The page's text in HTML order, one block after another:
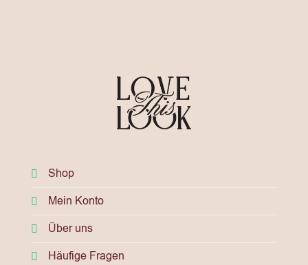
Shop
Mein Konto
Über uns
Häufige Fragen